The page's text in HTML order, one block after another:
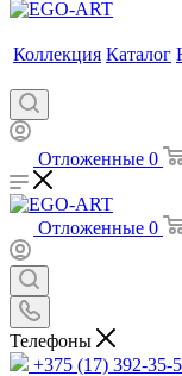
Коллекция Каталог
Отложенные 0
Отложенные 0
Телефоны
+375 (17) 392-35-